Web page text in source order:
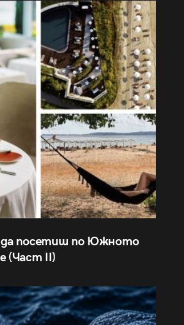
да посетиш по Южното
(Част II)